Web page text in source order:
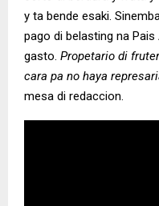
y ta bende esaki.
pago di belasting na
gasto. Propetario di
cara pa no haya
mesa di redaccion.